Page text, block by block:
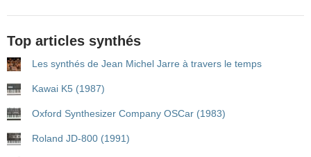
Top articles synthés
Les synthés de Jean Michel Jarre à travers le temps
Kawai K5 (1987)
Oxford Synthesizer Company OSCar (1983)
Roland JD-800 (1991)